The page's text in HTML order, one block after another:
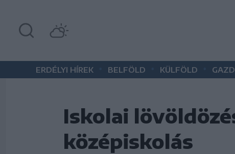
ERDÉLYI HÍREK BELFÖLD KÜLFÖLD
Iskolai
középiskolás